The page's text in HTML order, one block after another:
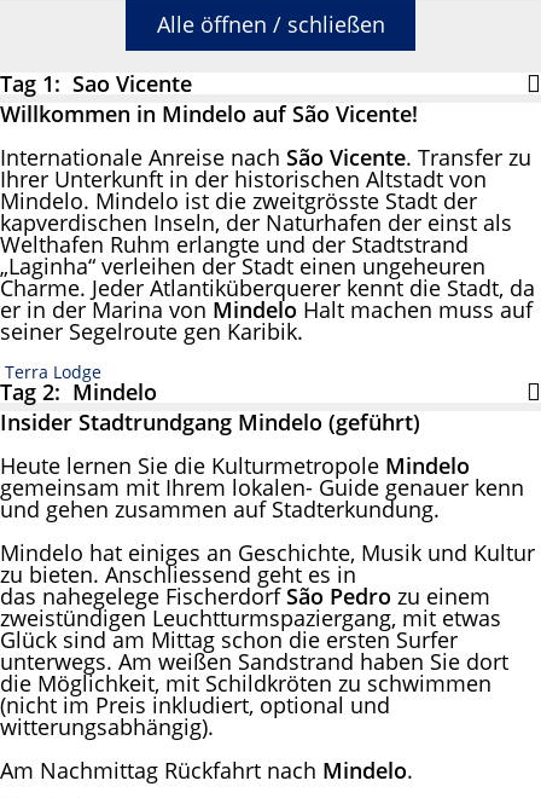
Alle öffnen / schließen
Tag 1: Sao Vicente
Willkommen in Mindelo auf São Vicente!
Internationale Anreise nach São Vicente. Transfer zu
Ihrer Unterkunft in der historischen Altstadt von
Mindelo. Mindelo ist die zweitgrösste Stadt der
kapverdischen Inseln, der Naturhafen der einst als
Welthafen Ruhm erlangte und der Stadtstrand
„Laginha“ verleihen der Stadt einen ungeheuren
Charme. Jeder Atlantiküberquerer kennt die Stadt, da
er in der Marina von Mindelo Halt machen muss auf
seiner Segelroute gen Karibik.
Terra Lodge
Tag 2: Mindelo
Insider Stadtrundgang Mindelo (geführt)
Heute lernen Sie die Kulturmetropole Mindelo
gemeinsam mit Ihrem lokalen- Guide genauer kenn
und gehen zusammen auf Stadterkundung.
Mindelo hat einiges an Geschichte, Musik und Kultur
zu bieten. Anschliessend geht es in
das nahegelege FischerdorfSão Pedro zu einem
zweistündigen Leuchtturmspaziergang, mit etwas
Glück sind am Mittag schon die ersten Surfer
unterwegs. Am weißen Sandstrand haben Sie dort
die Möglichkeit, mit Schildkröten zu schwimmen
(nicht im Preis inkludiert, optional und
witterungsabhängig).
Am Nachmittag Rückfahrt nach Mindelo.